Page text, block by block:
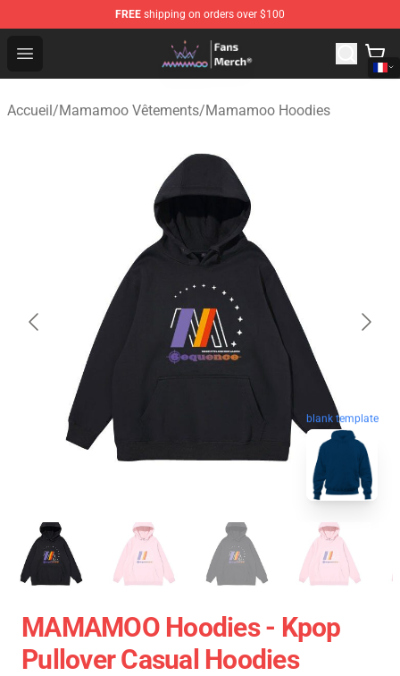
FREE shipping on orders over $100
Open menu
Mamamoo Store - Official Mamamoo Merchandise Shop
Accueil/Mamamoo Vêtements/Mamamoo Hoodies
blank template
MAMAMOO Hoodies - Kpop
Pullover Casual Hoodies